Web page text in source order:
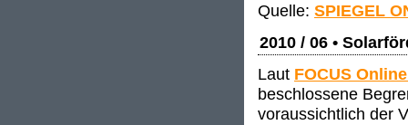
Quelle: SPIEGEL
2010 / 06 •
Laut FOCUS
beschlossene
voraussichtlich der